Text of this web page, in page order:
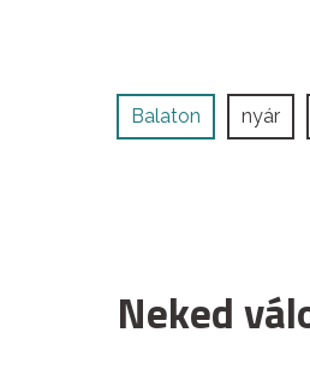
Balaton nyár
Neked